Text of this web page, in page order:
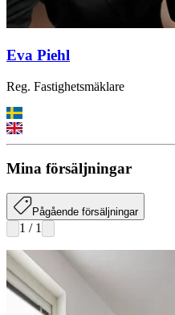
Eva Piehl
Reg. Fastighetsmäklare
Mina försäljningar
Pågående försäljningar
1 / 1
Valla, Linköping
Narcissvägen 76 /
Koloniområde